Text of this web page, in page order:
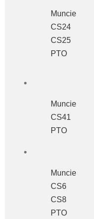
Muncie
CS24
CS25
PTO
Muncie
CS41
PTO
Muncie
CS6
CS8
PTO